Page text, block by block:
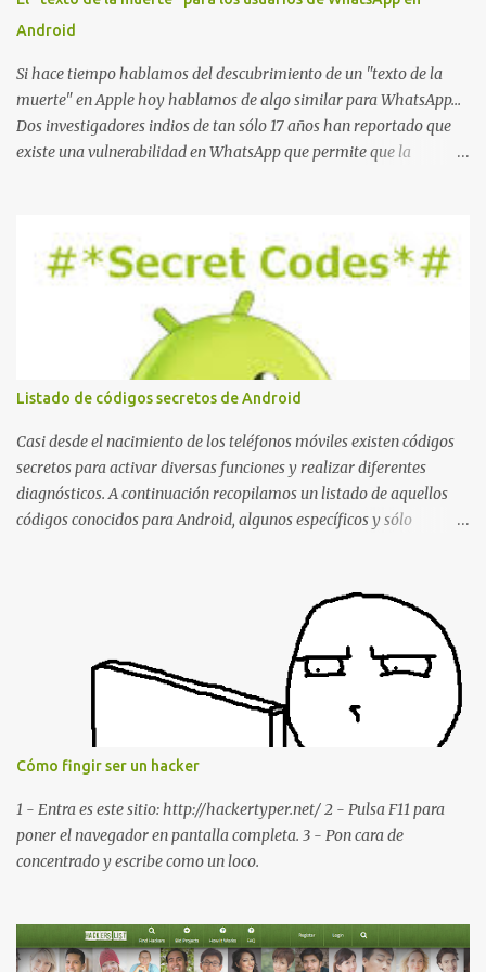
Android
Si hace tiempo hablamos del descubrimiento de un "texto de la
muerte" en Apple hoy hablamos de algo similar para WhatsApp...
Dos investigadores indios de tan sólo 17 años han reportado que
existe una vulnerabilidad en WhatsApp que permite que la
La vulnerabilidad ha sido probada y funciona correctamente en la
mayoría de las versiones de Android y de WhatsApp incluyendo la
2.11.431 y 2.11.432. Sin embargo todavía no se ha probado en iOS y
Windows no parece ser vulnerable. Esto podría provocar que se
extienda como una pesada broma la moda de bloquear WhatsApp
a otras personas, cuyo modo de recuperar el uso de la misma sería
borrando la conversación y el historial de chat con quien
estábamos conversando. Imaginad que ocurre si este mensaje se
envía a un grupo... Fuente: Crash Your Friends' WhatsApp
Remotely with Just a Message
Listado de códigos secretos de Android
Casi desde el nacimiento de los teléfonos móviles existen códigos
secretos para activar diversas funciones y realizar diferentes
diagnósticos. A continuación recopilamos un listado de aquellos
códigos conocidos para Android, algunos específicos y sólo
IMEI del dispositivo *#*#1111#*#* : Información sobre la versión
de software FTA *#*#2222#*#* : Información sobre la v ersión
del hardware FTA *#*#1234#*#* : Información sobre la versión
de software PDA y de firmware *#*#232337#*#* : Muestra la
dirección Bluetooth del smartphone *#*#232338#*#* : Muestra
la dirección MAC del la tarjeta WiFi del dispositivo *#*#2663#*#*
: Visualiza la versión de la pantalla táctil del smartphone
*#*#3264#*#* : Muestra que versión de memoria RAM está
disponible en el smartphone o la tablet *#*#34971539#*#* :
Visualiza la información detallada d...
Cómo fingir ser un hacker
1 - Entra es este sitio: http://hackertyper.net/ 2 - Pulsa F11 para
poner el navegador en pantalla completa. 3 - Pon cara de
concentrado y escribe como un loco.